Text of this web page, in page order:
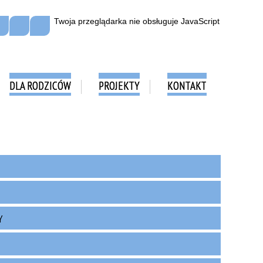
Twoja przeglądarka nie obsługuje JavaScript
DLA RODZICÓW PROJEKTY KONTAKT